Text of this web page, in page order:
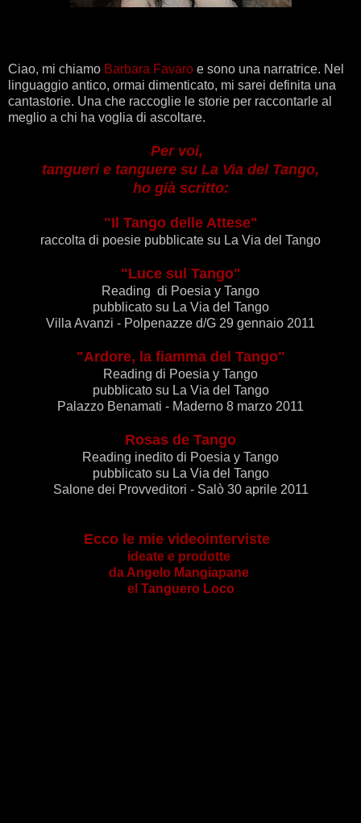
Ciao, mi chiamo Barbara Favaro e sono una narratrice. Nel
linguaggio antico, ormai dimenticato, mi sarei definita una
cantastorie. Una che raccoglie le storie per raccontarle al
meglio a chi ha voglia di ascoltare.
Per voi,
tanguerie tanguere su La Via del Tango,
ho già scritto:
"Il Tango delle Attese"
raccolta di poesie pubblicate su La Via del Tango
"Luce sul Tango"
Reading di Poesia y Tango
pubblicato su La Via del Tango
Villa Avanzi - Polpenazze d/G 29 gennaio 2011
"Ardore, la fiamma del Tango"
Reading di Poesia y Tango
pubblicato su La Via del Tango
Palazzo Benamati - Maderno 8 marzo 2011
Rosas de Tango
Reading inedito di Poesia y Tango
pubblicato su La Via del Tango
Salone dei Provveditori - Salò 30 aprile 2011
Ecco le mie videointerviste
ideate e prodotte
da Angelo Mangiapane
el Tanguero Loco